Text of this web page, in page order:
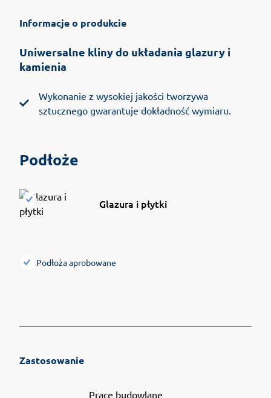
Informacje o produkcie
Uniwersalne kliny do układania glazury i
kamienia
Wykonanie z wysokiej jakości tworzywa
sztucznego gwarantuje dokładność wymiaru.
Podłoże
Glazura i płytki
Podłoża aprobowane
Zastosowanie
Prace budowlane